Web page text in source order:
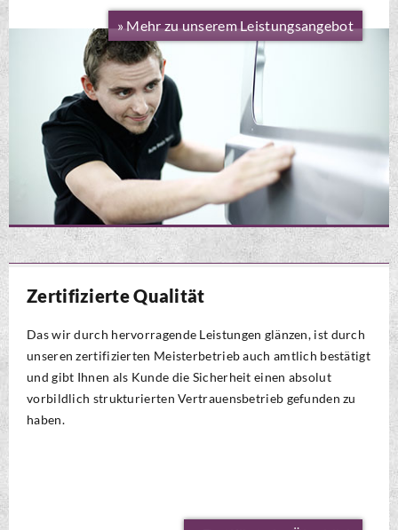
» Mehr zu unserem Leistungsangebot
Zertifizierte Qualität
Das wir durch hervorragende Leistungen glänzen, ist durch
unseren zertifizierten Meisterbetrieb auch amtlich bestätigt
und gibt Ihnen als Kunde die Sicherheit einen absolut
vorbildlich strukturierten Vertrauensbetrieb gefunden zu
haben.